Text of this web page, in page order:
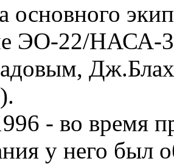
основного
ЭО-22/НАСА-3/
- во время
у него был